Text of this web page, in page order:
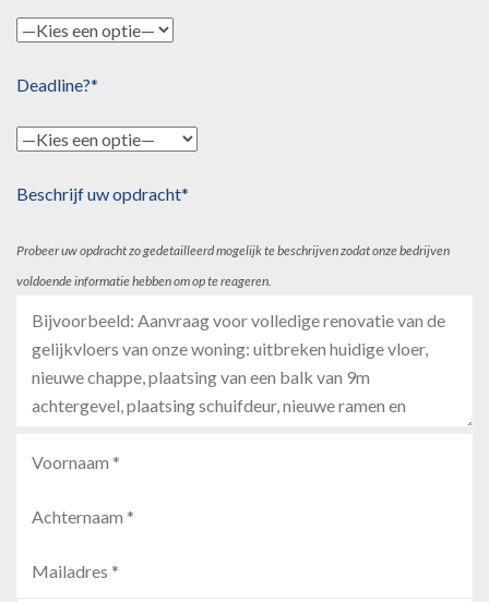
Deadline?*
Beschrijf uw opdracht*
Probeer uw opdracht zo gedetailleerd mogelijk te beschrijven zodat onze bedrijven
voldoende informatie hebben om op te reageren.